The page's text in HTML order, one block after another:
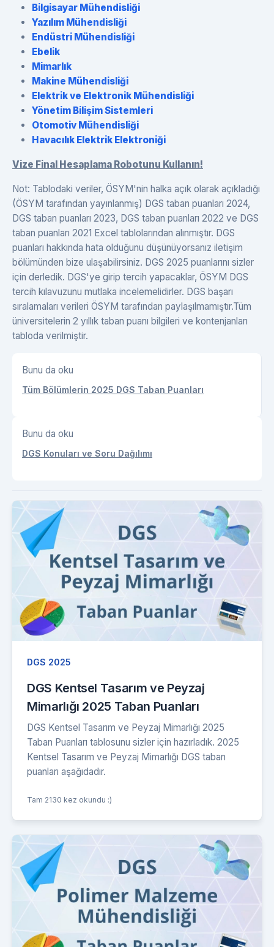
Bilgisayar Mühendisliği
Yazılım Mühendisliği
Endüstri Mühendisliği
Ebelik
Mimarlık
Makine Mühendisliği
Elektrik ve Elektronik Mühendisliği
Yönetim Bilişim Sistemleri
Otomotiv Mühendisliği
Havacılık Elektrik Elektroniği
Vize Final Hesaplama Robotunu Kullanın!
Not: Tablodaki veriler, ÖSYM'nin halka açık olarak açıkladığı
(ÖSYM tarafından yayınlanmış) DGS taban puanları 2024,
DGS taban puanları 2023, DGS taban puanları 2022 ve DGS
taban puanları 2021 Excel tablolarından alınmıştır. DGS
puanları hakkında hata olduğunu düşünüyorsanız iletişim
bölümünden bize ulaşabilirsiniz. DGS 2025 puanlarını sizler
için derledik. DGS'ye girip tercih yapacaklar, ÖSYM DGS
tercih kılavuzunu mutlaka incelemelidirler. DGS başarı
sıralamaları verileri ÖSYM tarafından paylaşılmamıştır.Tüm
üniversitelerin 2 yıllık taban puanı bilgileri ve kontenjanları
tabloda verilmiştir.
Bunu da oku
Tüm Bölümlerin 2025 DGS Taban Puanları
Bunu da oku
DGS Konuları ve Soru Dağılımı
DGS 2025
DGS Kentsel Tasarım ve Peyzaj
Mimarlığı 2025 Taban Puanları
DGS Kentsel Tasarım ve Peyzaj Mimarlığı 2025
Taban Puanları tablosunu sizler için hazırladık. 2025
Kentsel Tasarım ve Peyzaj Mimarlığı DGS taban
puanları aşağıdadır.
Tam 2130 kez okundu :)